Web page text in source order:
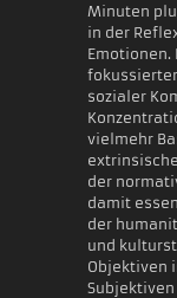
Minuten
in der
Emotionen.
sozialer
vielmehr
der
damit
der
und
Objektiven